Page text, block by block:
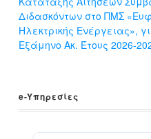
Διδασκόντων στο ΠΜΣ
Ηλεκτρικής Ενέργειας»,
Εξάμηνο Ακ. Έτους 2026-
e-Yπηρεσίες